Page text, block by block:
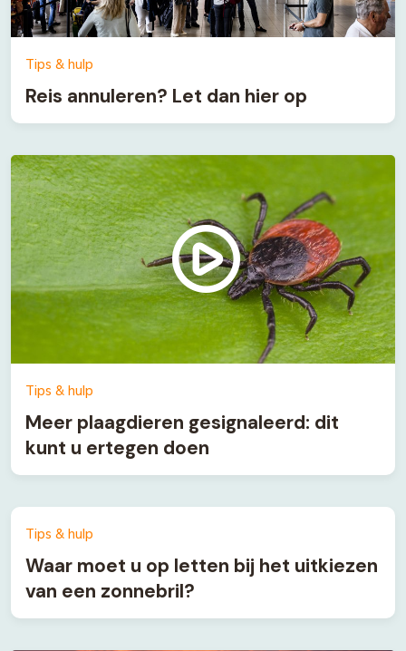
Tips & hulp
Reis annuleren? Let dan hier op
Tips & hulp
Meer plaagdieren gesignaleerd: dit
kunt u ertegen doen
Tips & hulp
Waar moet u op letten bij het uitkiezen
van een zonnebril?